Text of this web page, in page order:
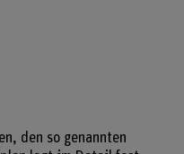
den so genannten